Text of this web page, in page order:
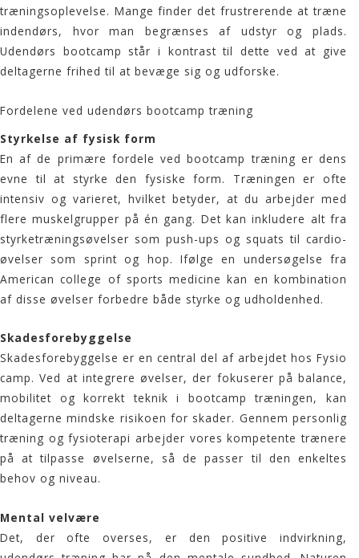
træningsoplevelse. Mange finder det frustrerende at træne
indendørs, hvor man begrænses af udstyr og plads.
Udendørs bootcamp står i kontrast til dette ved at give
deltagerne frihed til at bevæge sig og udforske.
Fordelene ved udendørs bootcamp træning
Styrkelse af fysisk form
En af de primære fordele vedbootcamp træning er dens
evne til at styrke den fysiske form. Træningen er ofte
intensiv og varieret, hvilket betyder, at du arbejder med
flere muskelgrupper på én gang. Det kan inkludere alt fra
styrketræningsøvelser som push-ups og squats til cardio-
øvelser som sprint og hop. Ifølge en undersøgelse fra
American college of sports medicine kan en kombination
af disse øvelser forbedre både styrke og udholdenhed.
Skadesforebyggelse
Skadesforebyggelse er en central del af arbejdet hos Fysio
camp. Ved at integrere øvelser, der fokuserer på balance,
mobilitet og korrekt teknik i bootcamp træningen, kan
deltagerne mindske risikoen for skader. Gennem personlig
træning og fysioterapi arbejder vores kompetente trænere
på at tilpasse øvelserne, så de passer til den enkeltes
behov og niveau.
Mental velvære
Det, der ofte overses, er den positive indvirkning,